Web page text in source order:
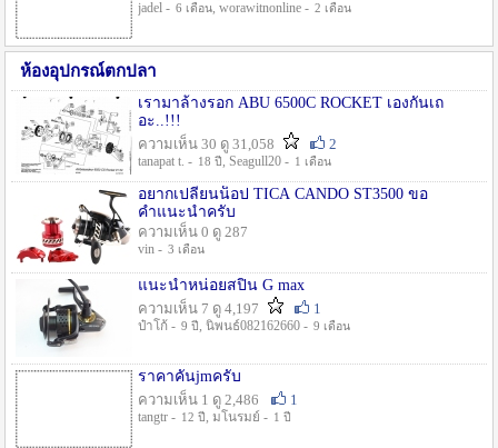
jadel - 6 เดือน, worawitnonline - 2 เดือน
ห้องอุปกรณ์ตกปลา
เรามาล้างรอก ABU 6500C ROCKET เองกันเถ
อะ..!!!
ความเห็น 30 ดู 31,058
2
tanapat t. - 18 ปี , Seagull20 - 1 เดือน
อยากเปลี่ยนน็อป TICA CANDO ST3500 ขอ
คำแนะนำครับ
ความเห็น 0 ดู 287
vin - 3 เดือน
แนะนำหน่อยสปิน G max
ความเห็น 7 ดู 4,197
1
ป๋าโก้ - 9 ปี , นิพนธ์082162660 - 9 เดือน
ราคาคันjmครับ
ความเห็น 1 ดู 2,486
1
tangtr - 12 ปี , มโนรมย์ - 1 ปี